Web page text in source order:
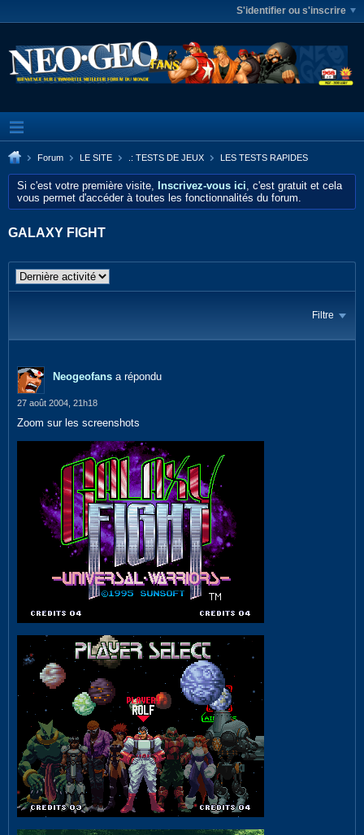
S'identifier ou s'inscrire
Forum LE SITE .: TESTS DE JEUX LES TESTS RAPIDES
Si c'est votre première visite, Inscrivez-vous ici, c'est gratuit et cela
vous permet d'accéder à toutes les fonctionnalités du forum.
GALAXY FIGHT
Filtre
Neogeofans a répondu
27 août 2004, 21h18
Zoom sur les screenshots